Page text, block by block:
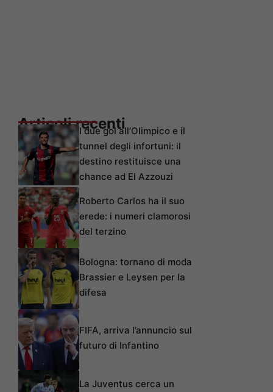
Articoli recentiI due gol all’Olimpico e il
tunnel degli infortuni: il
destino restituisce una
chance ad El Azzouzi
Roberto Carlos ha il suo
erede: i numeri clamorosi
del terzino
Bologna: tornano di moda
Brassier e Leysen per la
difesa
FIFA, arriva l’annuncio sul
futuro di Infantino
La Juventus cerca un